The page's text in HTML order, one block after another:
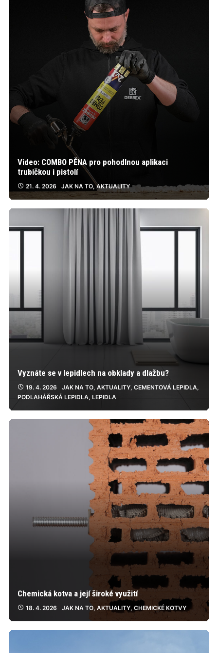
Video: COMBO PĚNA pro pohodlnou aplikaci
trubičkou i pistolí
21. 4. 2026 JAK NA TO, AKTUALITY
Vyznáte se v lepidlech na obklady a dlažbu?
19. 4. 2026 JAK NA TO, AKTUALITY, CEMENTOVÁ LEPIDLA,
PODLAHÁŘSKÁ LEPIDLA, LEPIDLA
Chemická kotva a její široké využití
18. 4. 2026 JAK NA TO, AKTUALITY, CHEMICKÉ KOTVY